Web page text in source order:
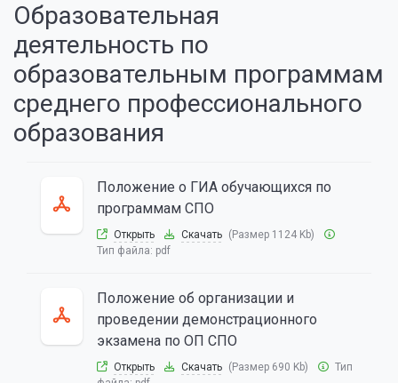
Образовательная
деятельность по
образовательным программам
среднего профессионального
образования
Положение о ГИА обучающихся по
программам СПО
Открыть Скачать (Размер 1124 Kb)
Тип файла: pdf
Положение об организации и
проведении демонстрационного
экзамена по ОП СПО
Открыть Скачать (Размер 690 Kb)
Тип